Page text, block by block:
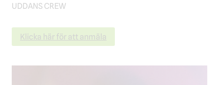
UDDANS CREW
Klicka här för att anmäla